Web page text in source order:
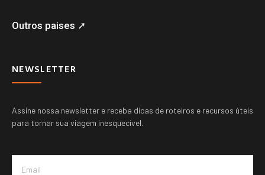
Outros paises ➚
NEWSLETTER
Assine nossa newsletter e receba dicas de roteiros e recursos úteis
para tornar sua viagem inesquecível.